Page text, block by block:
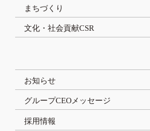
まちづくり
文化・社会貢献CSR
お知らせ
グループCEOメッセージ
採用情報